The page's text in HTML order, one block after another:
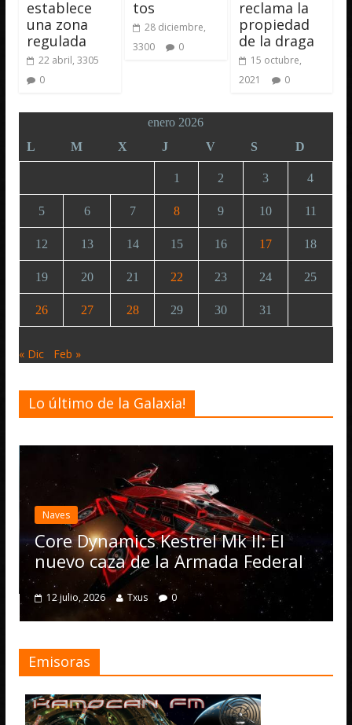
establece
una zona
regulada
22 abril, 3305
0
tos
28 diciembre,
3300
0
reclama la
propiedad
de la draga
15 octubre,
2021
0
enero 2026
L
M X J V S D
1 2 3 4
5 6 7 8 9 10 11
12 13 14 15 16 17 18
19 20 21 22 23 24 25
26 27 28 29 30 31
« Dic Feb »
Lo último de la Galaxia!
Mk II: El
Federal
Elite Dangerous
actualización 4.4.0:
Operations, el
numerosas mejoras
4 julio, 2026 Txus
Emisoras